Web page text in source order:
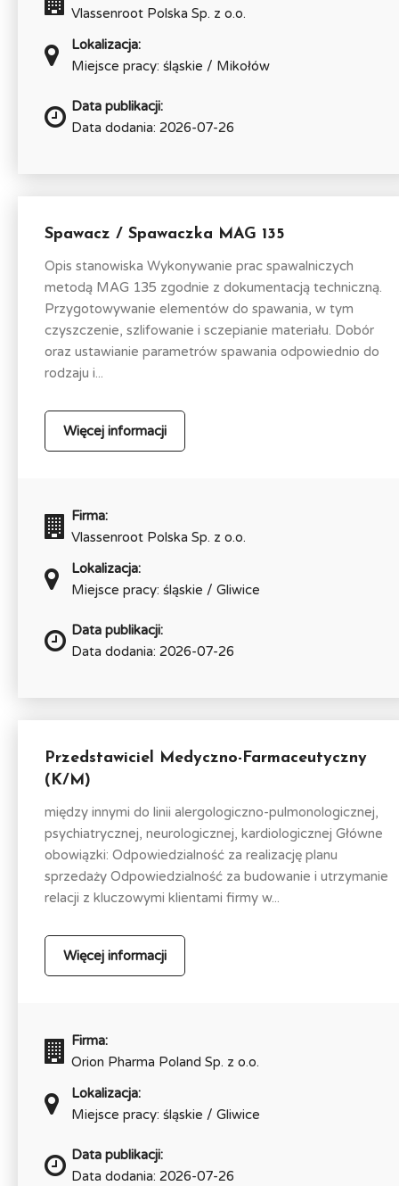
Vlassenroot Polska Sp. z o.o.
Lokalizacja:
Miejsce pracy: śląskie / Mikołów
Data publikacji:
Data dodania: 2026-07-26
Spawacz / Spawaczka MAG 135
Opis stanowiska Wykonywanie prac spawalniczych
metodą MAG 135 zgodnie z dokumentacją techniczną.
Przygotowywanie elementów do spawania, w tym
czyszczenie, szlifowanie i sczepianie materiału. Dobór
oraz ustawianie parametrów spawania odpowiednio do
rodzaju i...
Więcej informacji
Firma:
Vlassenroot Polska Sp. z o.o.
Lokalizacja:
Miejsce pracy: śląskie / Gliwice
Data publikacji:
Data dodania: 2026-07-26
Przedstawiciel Medyczno-Farmaceutyczny
(K/M)
między innymi do linii alergologiczno-pulmonologicznej,
psychiatrycznej, neurologicznej, kardiologicznej Główne
obowiązki: Odpowiedzialność za realizację planu
sprzedaży Odpowiedzialność za budowanie i utrzymanie
relacji z kluczowymi klientami firmy w...
Więcej informacji
Firma:
Orion Pharma Poland Sp. z o.o.
Lokalizacja:
Miejsce pracy: śląskie / Gliwice
Data publikacji:
Data dodania: 2026-07-26